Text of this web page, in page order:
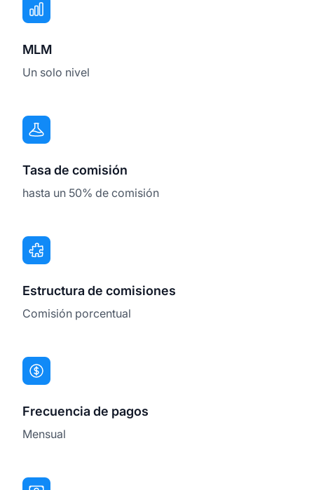
MLM
Un solo nivel
Tasa de comisión
hasta un 50% de comisión
Estructura de comisiones
Comisión porcentual
Frecuencia de pagos
Mensual